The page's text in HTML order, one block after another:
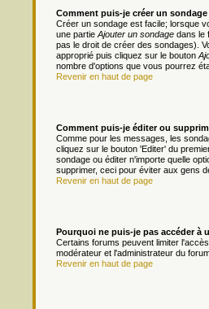
Comment puis-je créer un sondage
Créer un sondage est facile; lorsque
une partie Ajouter un sondage dans le
pas le droit de créer des sondages).
approprié puis cliquez sur le bouton
nombre d'options que vous pourrez
Revenir en haut de page
Comment puis-je éditer ou
Comme pour les messages, les
cliquez sur le bouton 'Editer' du
sondage ou éditer n'importe quelle
supprimer, ceci pour éviter aux gens
Revenir en haut de page
Pourquoi ne puis-je pas accéder à
Certains forums peuvent limiter
modérateur et l'administrateur du
Revenir en haut de page